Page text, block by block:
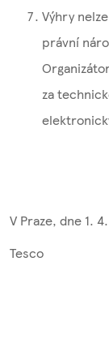
Výhry
právní
za
V Praze, dne 1.
Tesco